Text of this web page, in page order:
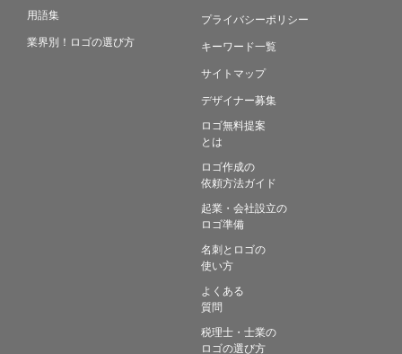
用語集
業界別！ロゴの選び方
プライバシーポリシー
キーワード一覧
サイトマップ
デザイナー募集
ロゴ無料提案
とは
ロゴ作成の
依頼方法ガイド
起業・会社設立の
ロゴ準備
名刺とロゴの
使い方
よくある
質問
税理士・士業の
ロゴの選び方